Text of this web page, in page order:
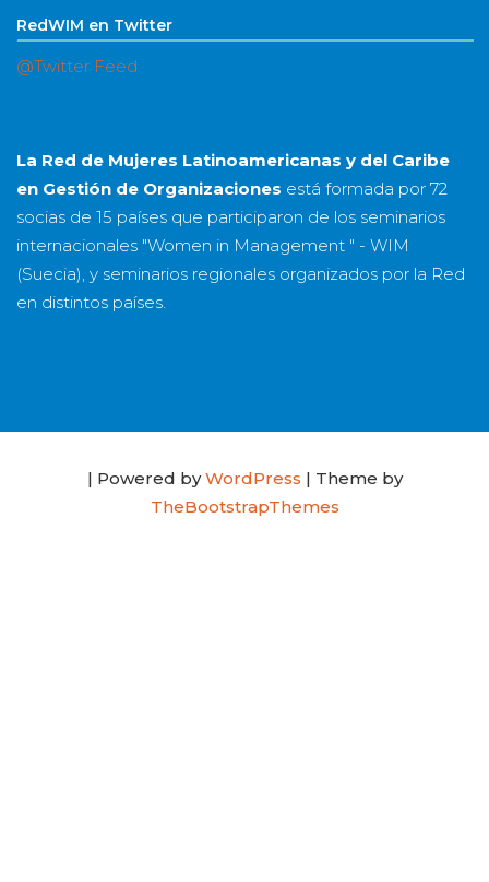
RedWIM en Twitter
@Twitter Feed
La Red de Mujeres Latinoamericanas y del Caribe
en Gestión de Organizaciones está formada por 72
socias de 15 países que participaron de los seminarios
internacionales "Women in Management " - WIM
(Suecia), y seminarios regionales organizados por la Red
en distintos países.
| Powered byWordPress | Theme by
TheBootstrapThemes